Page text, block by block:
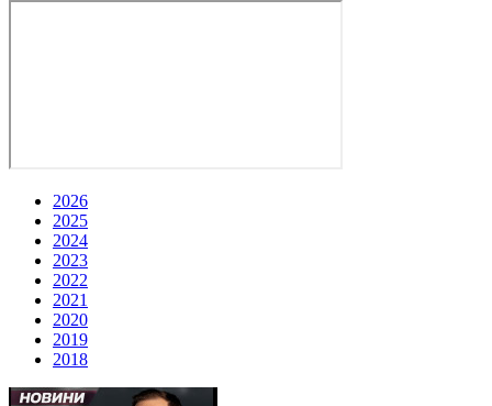
2026
2025
2024
2023
2022
2021
2020
2019
2018